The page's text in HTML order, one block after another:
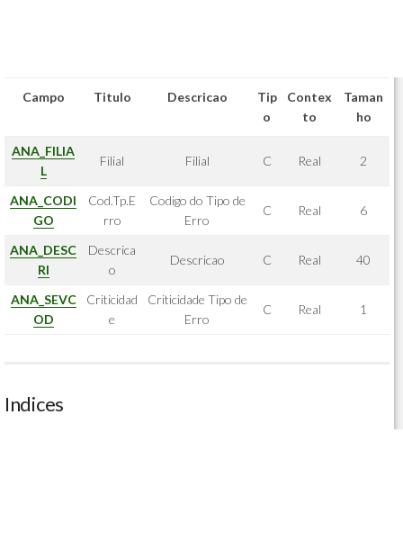
Campo Titulo Descricao
Tip
o
Contex
to
Taman
ho
ANA_FILIA
L
Filial Filial C Real 2
ANA_CODI
GO
Cod.Tp.E
rro
Codigo do Tipo de
Erro
C Real 6
ANA_DESC
RI
Descrica
o
Descricao C Real 40
ANA_SEVC
OD
Criticidad
e
Criticidade Tipo de
Erro
C Real 1
Indices